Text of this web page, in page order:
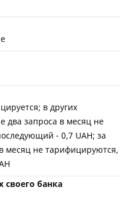
в других
два запроса в месяц не
- 0,7 UAH; за
месяц не тарифицируются,
своего банка